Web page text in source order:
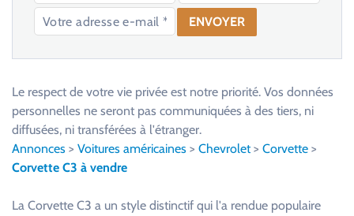
l
Le respect de votre vie privée est notre priorité. Vos données
personnelles ne seront pas communiquées à des tiers, ni
diffusées, ni transférées à l'étranger.
Annonces > Voitures américaines > Chevrolet> Corvette >
Corvette C3 à vendre
La Corvette C3 a un style distinctif qui l'a rendue populaire